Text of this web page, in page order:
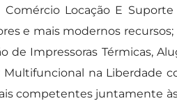
Locação E Suporte
e mais modernos recursos;
Impressoras Térmicas,
na Liberdade
competentes juntamente